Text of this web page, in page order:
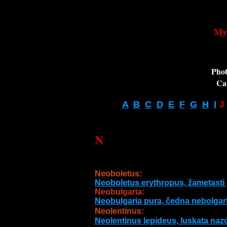
A B C D E F G H I
N
Neoboletus:
Neoboletus erythropus, žametasti
Neobulgaria
Neobulgaria pura, čedna
Neolentinus:
Neolentinus lepideus, luskata